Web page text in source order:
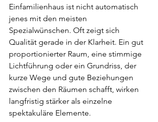
Einfamilienhaus ist nicht automatisch
jenes mit den meisten
Spezialwünschen. Oft zeigt sich
Qualität gerade in der Klarheit. Ein gut
proportionierter Raum, eine stimmige
Lichtführung oder ein Grundriss, der
kurze Wege und gute Beziehungen
zwischen den Räumen schafft, wirken
langfristig stärker als einzelne
spektakuläre Elemente.